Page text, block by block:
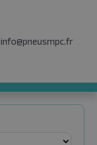
info@pneusmpc.fr